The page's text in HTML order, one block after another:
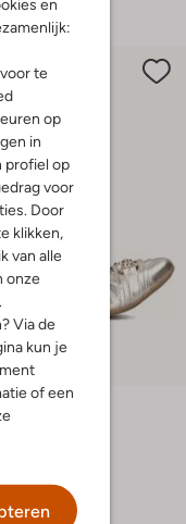
te
op
in
profiel op
voor
Door
klikken,
van alle
onze
Via de
kun je
of een
€ 44,99
kleuren